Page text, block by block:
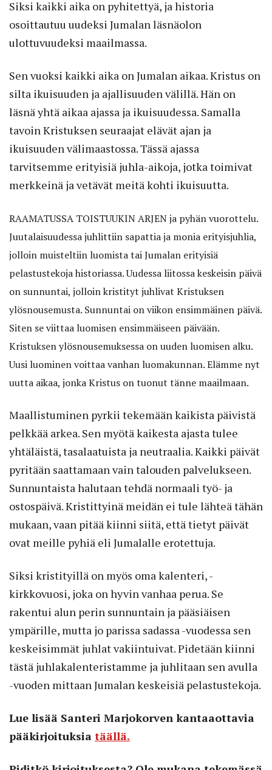
Siksi kaikki aika on pyhitettyä, ja historia
osoittautuu uudeksi Jumalan läsnäolon
ulottuvuudeksi maailmassa.
Sen vuoksi kaikki aika on Jumalan aikaa. Kristus on
silta ikuisuuden ja ajallisuuden välillä. Hän on
läsnä yhtä aikaa ajassa ja ikuisuudessa. Samalla
tavoin Kristuksen seuraajat elävät ajan ja
ikuisuuden välimaastossa. Tässä ajassa
tarvitsemme erityisiä juhla-aikoja, jotka toimivat
merkkeinä ja vetävät meitä kohti ikuisuutta.
RAAMATUSSA TOISTUUKIN ARJENja pyhän vuorottelu.
Juutalaisuudessa juhlittiin sapattia ja monia erityisjuhlia,
jolloin muisteltiin luomista tai Jumalan erityisiä
pelastustekoja historiassa.Uudessa liitossa keskeisin päivä
on sunnuntai, jolloin kristityt juhlivat Kristuksen
ylösnousemusta. Sunnuntai on viikon ensimmäinen päivä.
Siten se viittaa luomisen ensimmäiseen päivään.
Kristuksen ylösnousemuksessa on uuden luomisen alku.
Uusi luominen voittaa vanhan luomakunnan. Elämme nyt
uutta aikaa, jonka Kristus on tuonut tänne maailmaan.
Maallistuminen pyrkii tekemään kaikista päivistä
pelkkää arkea. Sen myötä kaikesta ajasta tulee
yhtäläistä, tasalaatuista ja neutraalia. Kaikki päivät
pyritään saattamaan vain talouden palvelukseen.
Sunnuntaista halutaan tehdä normaali työ- ja
ostospäivä. Kristittyinä meidän ei tule lähteä tähän
mukaan, vaan pitää kiinni siitä, että tietyt päivät
ovat meille pyhiä eli Jumalalle erotettuja.
Siksi kristityillä on myös oma kalenteri, -
kirkkovuosi, joka on hyvin vanhaa perua. Se
rakentui alun perin sunnuntain ja pääsiäisen
ympärille, mutta jo parissa sadassa -vuodessa sen
keskeisimmät juhlat vakiintuivat. Pidetään kiinni
tästä juhlakalenteristamme ja juhlitaan sen avulla
-vuoden mittaan Jumalan keskeisiä pelastustekoja.
Lue lisää Santeri Marjokorven kantaaottavia
pääkirjoituksia täällä.